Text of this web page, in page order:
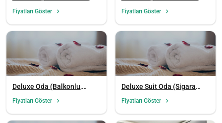
Fiyatları Göster Fiyatları Göster
Deluxe Oda (Balkonlu,
Fiyatları Göster
Deluxe Suit Oda (Sigara
Fiyatları Göster